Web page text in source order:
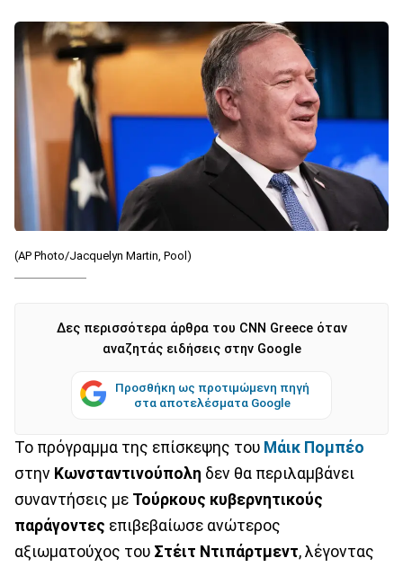
(AP Photo/Jacquelyn Martin, Pool)
Δες περισσότερα άρθρα του CNN Greece όταν
αναζητάς ειδήσεις στην Google
Προσθήκη ως προτιμώμενη πηγή
στα αποτελέσματα Google
Το πρόγραμμα της επίσκεψης του Μάικ Πομπέο
στην Κωνσταντινούπολη δεν θα περιλαμβάνει
συναντήσεις με Τούρκους κυβερνητικούς
παράγοντες επιβεβαίωσε ανώτερος
αξιωματούχος του Στέιτ Ντιπάρτμεντ, λέγοντας